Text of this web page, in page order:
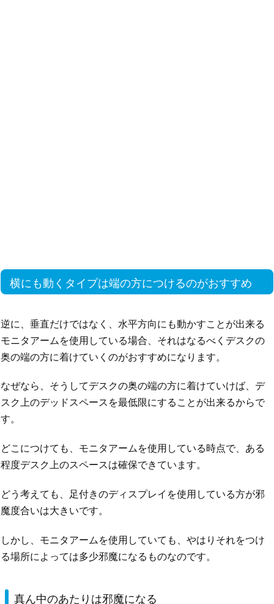
横にも動くタイプは端の方につけるのがおすすめ
逆に、垂直だけではなく、水平方向にも動かすことが出来る
モニタアームを使用している場合、それはなるべくデスクの
奥の端の方に着けていくのがおすすめになります。
なぜなら、そうしてデスクの奥の端の方に着けていけば、デ
スク上のデッドスペースを最低限にすることが出来るからで
す。
どこにつけても、モニタアームを使用している時点で、ある
程度デスク上のスペースは確保できています。
どう考えても、足付きのディスプレイを使用している方が邪
魔度合いは大きいです。
しかし、モニタアームを使用していても、やはりそれをつけ
る場所によっては多少邪魔になるものなのです。
真ん中のあたりは邪魔になる